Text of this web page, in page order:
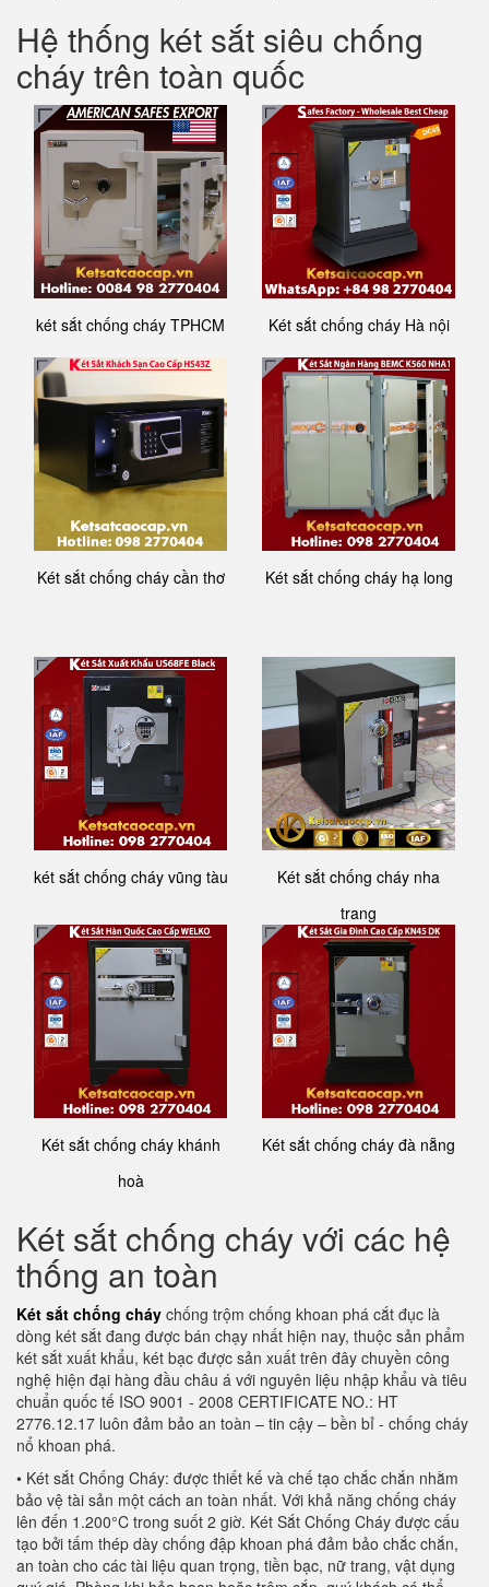
Hệ thống két sắt siêu chống
cháy trên toàn quốc
két sắt chống cháy TPHCM Két sắt chống cháy Hà nội
Két sắt chống cháy cần thơ Két sắt chống cháy hạ long
két sắt chống cháy vũng tàu
Két sắt chống cháy nha
trang
Két sắt chống cháy khánh
hoà
Két sắt chống cháy đà nẵng
Két sắt chống cháy với các hệ
thống an toàn
Két sắt chống cháy chống trộm chống khoan phá cắt đục là
dòng két sắt đang được bán chạy nhất hiện nay, thuộc sản phẩm
két sắt xuất khẩu, két bạc được sản xuất trên đây chuyền công
nghệ hiện đại hàng đầu châu á với nguyên liệu nhập khẩu và tiêu
chuẩn quốc tế ISO 9001 - 2008 CERTIFICATE NO.: HT
2776.12.17 luôn đảm bảo an toàn – tin cậy – bền bỉ - chống cháy
nổ khoan phá.
• Két sắt Chống Cháy: được thiết kế và chế tạo chắc chắn nhằm
bảo vệ tài sản một cách an toàn nhất. Với khả năng chống cháy
lên đến 1.200°C trong suốt 2 giờ. Két Sắt Chống Cháy được cấu
tạo bởi tấm thép dày chống đập khoan phá đảm bảo chắc chắn,
an toàn cho các tài liệu quan trọng, tiền bạc, nữ trang, vật dụng